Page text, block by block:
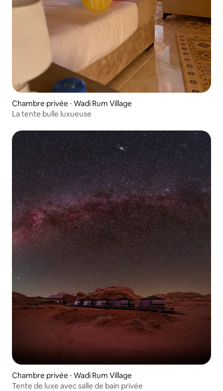
Chambre privée ⋅ Wadi Rum Village
La tente bulle luxueuse
Chambre privée ⋅ Wadi Rum Village
Tente de luxe avec salle de bain privée